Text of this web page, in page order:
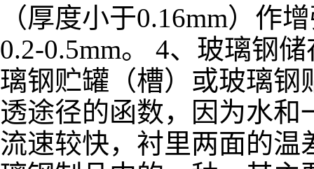
（厚度小于0.16mm）作
0.2-0.5mm。 4、玻璃钢
璃钢贮罐（槽）或玻璃钢
透途径的函数，因为水
流速较快，衬里两面的